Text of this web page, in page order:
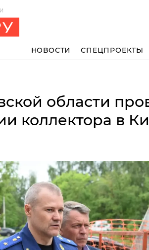
НОВОСТИ СПЕЦПРОЕКТЫ
области
коллектора в